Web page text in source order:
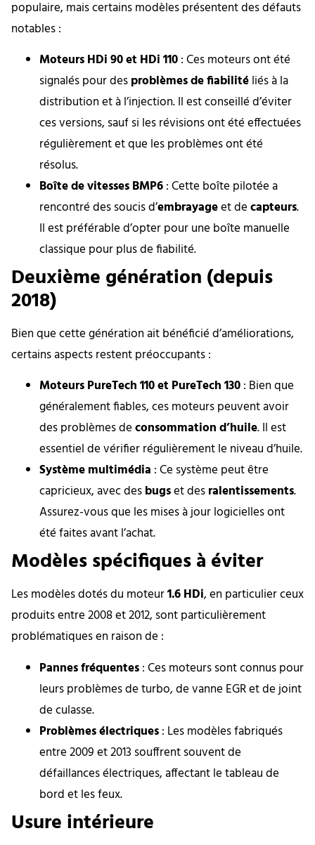
populaire, mais certains modèles présentent des défauts
notables :
Moteurs HDi 90 et HDi 110: Ces moteurs ont été
signalés pour desproblèmes de fiabilitéliés à la
distribution et à l’injection. Il est conseillé d’éviter
ces versions, sauf si les révisions ont été effectuées
régulièrement et que les problèmes ont été
résolus.
Boîte de vitesses BMP6: Cette boîte pilotée a
rencontré des soucis d’embrayageet decapteurs.
Il est préférable d’opter pour une boîte manuelle
classique pour plus de fiabilité.
Deuxième génération (depuis
2018)
Bien que cette génération ait bénéficié d’améliorations,
certains aspects restent préoccupants :
Moteurs PureTech 110 et PureTech 130: Bien que
généralement fiables, ces moteurs peuvent avoir
des problèmes deconsommation d’huile. Il est
essentiel de vérifier régulièrement le niveau d’huile.
Système multimédia : Ce système peut être
capricieux, avec desbugset desralentissements.
Assurez-vous que les mises à jour logicielles ont
été faites avant l’achat.
Modèles spécifiques à éviter
Les modèles dotés du moteur1.6 HDi, en particulier ceux
produits entre 2008 et 2012, sont particulièrement
problématiques en raison de :
Pannes fréquentes: Ces moteurs sont connus pour
leurs problèmes de turbo, de vanne EGR et de joint
de culasse.
Problèmes électriques: Les modèles fabriqués
entre 2009 et 2013 souffrent souvent de
défaillances électriques, affectant le tableau de
bord et les feux.
Usure intérieure